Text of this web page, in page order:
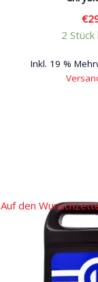
€
2
Inkl. 19 %
Auf den